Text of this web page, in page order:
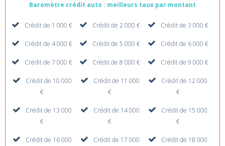
Baromètre crédit auto : meilleurs taux par montant
Crédit de 1 000 € Crédit de 2 000 € Crédit de 3 000 €
Crédit de 4 000 € Crédit de 5 000 € Crédit de 6 000 €
Crédit de 7 000 € Crédit de 8 000 € Crédit de 9 000 €
Crédit de 10 000
€
Crédit de 11 000
€
Crédit de 12 000
€
Crédit de 13 000
€
Crédit de 14 000
€
Crédit de 15 000
€
Crédit de 16 000
Crédit de 17 000
Crédit de 18 000